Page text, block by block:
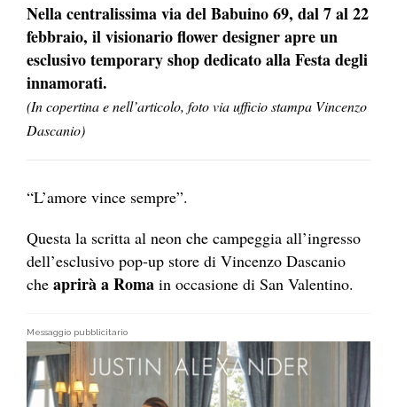
Nella centralissima via del Babuino 69, dal 7 al 22
febbraio, il visionario flower designer apre un
esclusivo temporary shop dedicato alla Festa degli
innamorati.
(In copertina e nell’articolo, foto via ufficio stampa Vincenzo
Dascanio)
“L’amore vince sempre”.
Questa la scritta al neon che campeggia all’ingresso
dell’esclusivo pop-up store di Vincenzo Dascanio
che aprirà a Roma in occasione di San Valentino.
Messaggio pubblicitario